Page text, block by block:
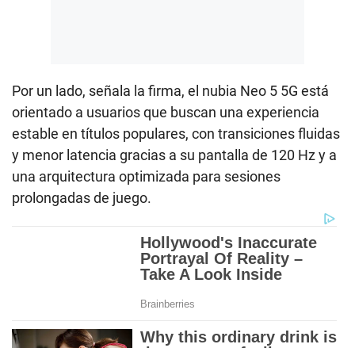
Por un lado, señala la firma, el nubia Neo 5 5G está
orientado a usuarios que buscan una experiencia
estable en títulos populares, con transiciones fluidas
y menor latencia gracias a su pantalla de 120 Hz y a
una arquitectura optimizada para sesiones
prolongadas de juego.